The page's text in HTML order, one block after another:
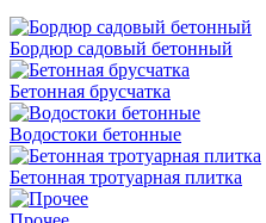
Бордюр садовый бетонный
Бетонная брусчатка
Водостоки бетонные
Бетонная тротуарная плитка